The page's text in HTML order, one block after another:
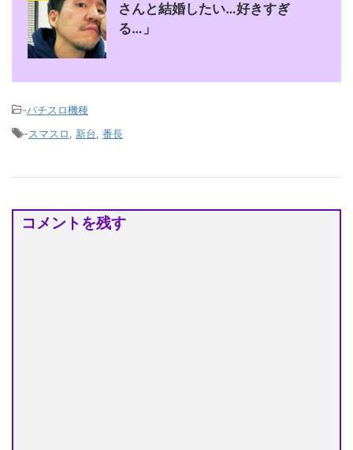
さんと結婚したい…好きすぎ
る…」
-パチスロ機種
-スマスロ 新台 番長
コメントを残す